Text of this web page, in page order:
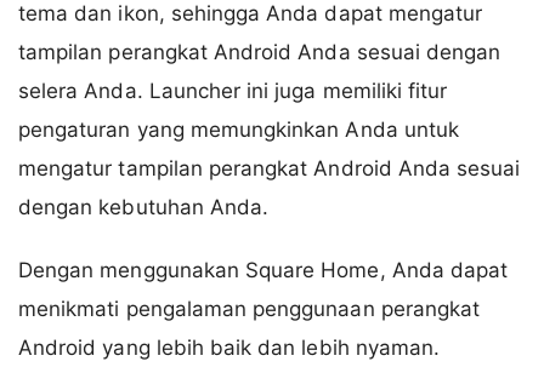
tema dan ikon, sehingga Anda dapat mengatur
tampilan perangkat Android Anda sesuai dengan
selera Anda. Launcher ini juga memiliki fitur
pengaturan yang memungkinkan Anda untuk
mengatur tampilan perangkat Android Anda sesuai
dengan kebutuhan Anda.
Dengan menggunakan Square Home, Anda dapat
menikmati pengalaman penggunaan perangkat
Android yang lebih baik dan lebih nyaman.